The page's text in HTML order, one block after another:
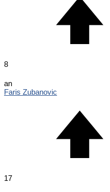
8
an
Faris Zubanovic
17